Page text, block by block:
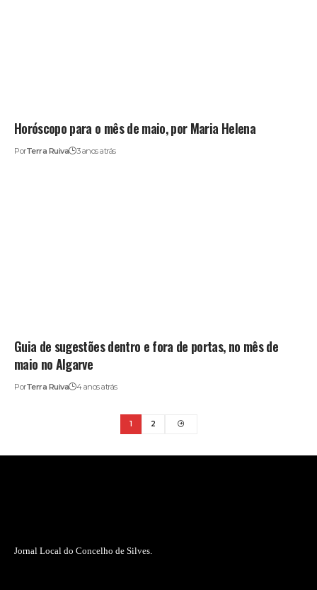
Horóscopo para o mês de maio, por Maria Helena
PorTerra Ruiva 3 anos atrás
Guia de sugestões dentro e fora de portas, no mês de
maio no Algarve
PorTerra Ruiva 4 anos atrás
1 2
Jornal Local do Concelho de Silves.